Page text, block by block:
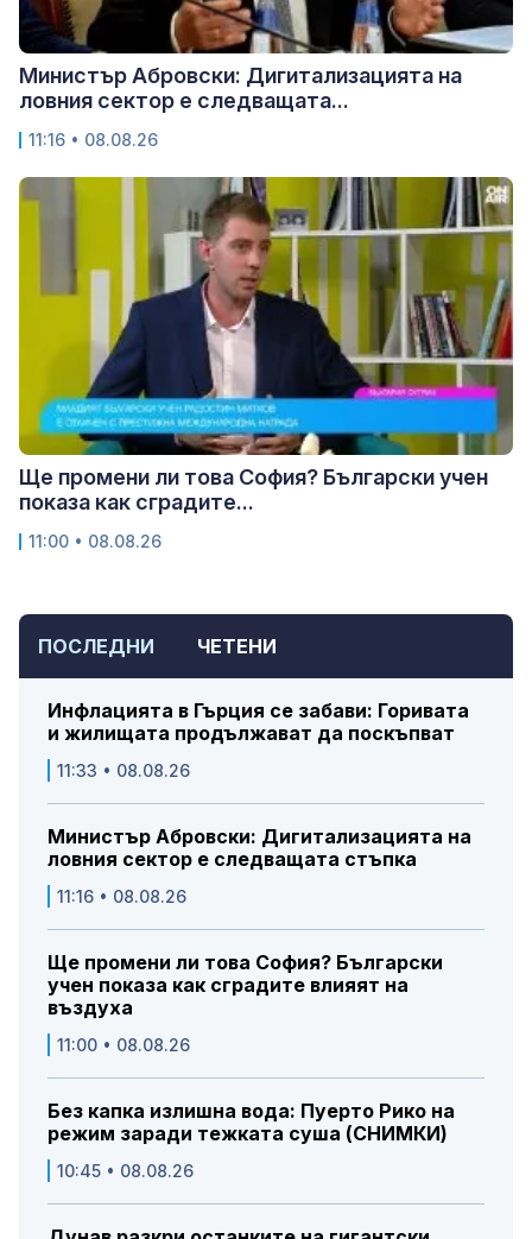
ПОСЛЕДНИ ЧЕТЕНИ
Инфлацията в Гърция се забави: Горивата
и жилищата продължават да поскъпват
11:33 • 08.08.26
Министър Абровски: Дигитализацията на
ловния сектор е следващата стъпка
11:16 • 08.08.26
Ще промени ли това София? Български
учен показа как сградите влияят на
въздуха
11:00 • 08.08.26
Без капка излишна вода: Пуерто Рико на
режим заради тежката суша (СНИМКИ)
10:45 • 08.08.26
Министър Абровски: Дигитализацията на
ловния сектор е следващата...
11:16 • 08.08.26
Ще промени ли това София? Български учен
показа как сградите...
11:00 • 08.08.26